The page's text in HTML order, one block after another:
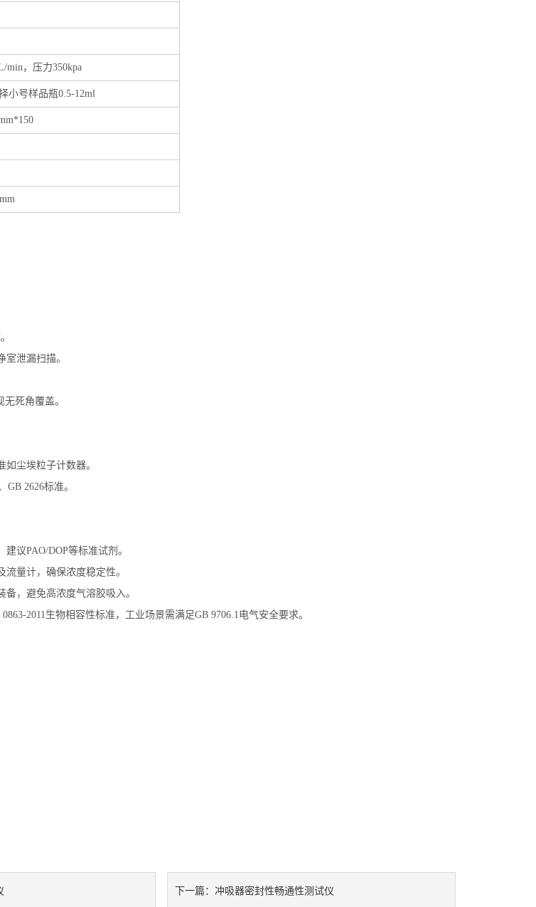
min，压力350kpa
小号样品瓶0.5-12ml
。
室泄漏扫描。
无死角覆盖。
如尘埃粒子计数器。
GB 2626标准。
建议PAO/DOP等标准试剂 。
流量计，确保浓度稳定性。
备，避免高浓度气溶胶吸入。
2011生物相容性标准，工业场景需满足GB 9706.1电气安全要求。
下一篇： 冲吸器密封性畅通性测试仪